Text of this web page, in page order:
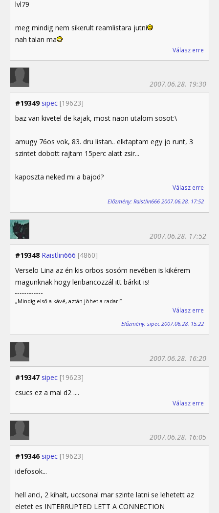
lvl79
meg mindig nem sikerult reamlistara jutni
nah talan ma
Válasz erre
#19349 sipec [19623]
2007.06.28. 19:30
baz van kivetel de kajak, most naon utalom sosot:\
amugy 76os vok, 83. dru listan.. elktaptam egy jo runt, 3
szintet dobott rajtam 15perc alatt zsir...
kaposzta neked mi a bajod?
Válasz erre
Előzmény: Raistlin666 2007.06.28. 17:52
#19348 Raistlin666 [4860]
2007.06.28. 17:52
Verselo Lina az én kis orbos sosóm nevében is kikérem
magunknak hogy leribancozzál itt bárkit is!
„Mindig első a kávé, aztán jöhet a radar!”
Válasz erre
Előzmény: sipec 2007.06.28. 15:22
#19347 sipec [19623]
2007.06.28. 16:20
csucs ez a mai d2 ....
Válasz erre
#19346 sipec [19623]
2007.06.28. 16:05
idefosok...
hell anci, 2 kihalt, uccsonal mar szinte latni se lehetett az
eletet es INTERRUPTED LETT A CONNECTION